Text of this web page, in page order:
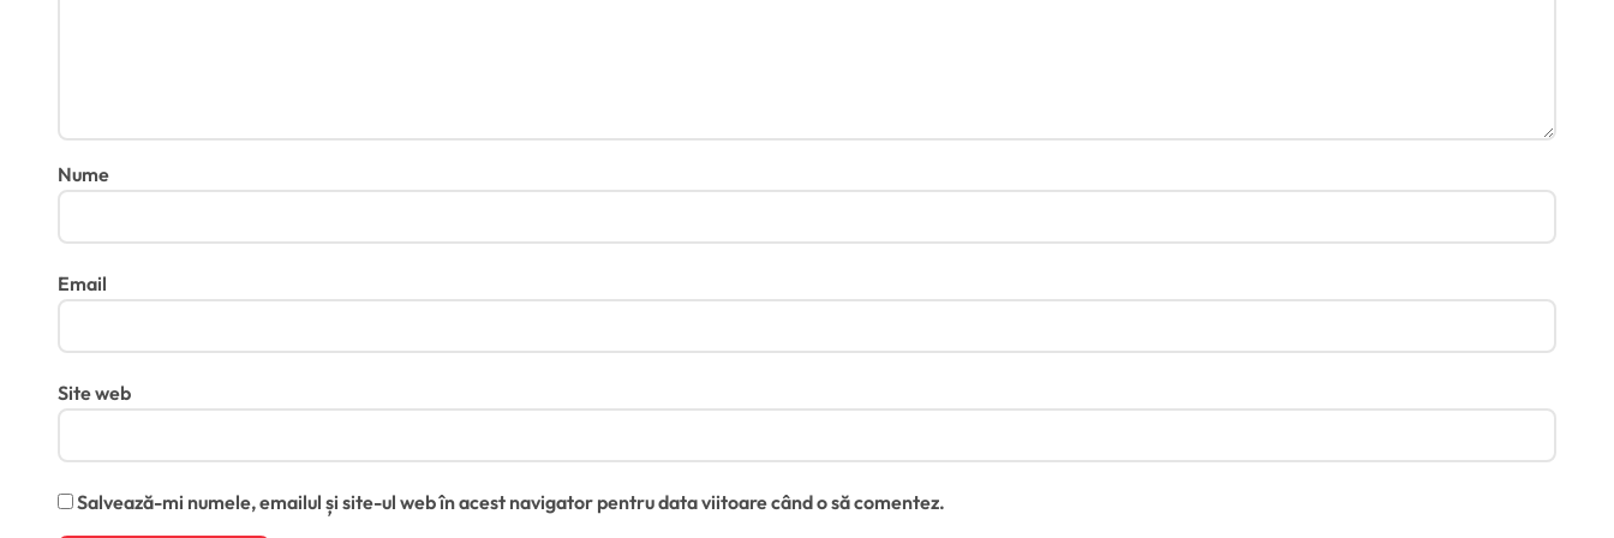
Nume
Email
Site web
Salvează-mi numele, emailul și site-ul web în acest navigator pentru data viitoare când o să comentez.